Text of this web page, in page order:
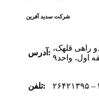
شرکت سدید‌ آفرین
آدرس:
راهی قلهک،
اول، واحد۹
تلفن: – ۲۶۴۲۱۴۷۵